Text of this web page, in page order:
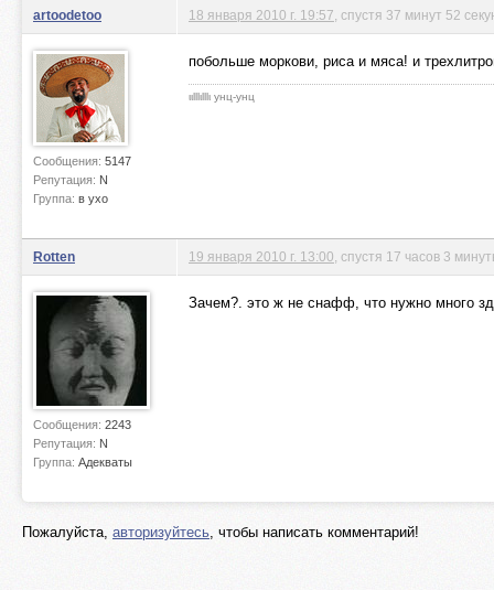
artoodetoo
Сообщения: 5147
Репутация: N
Группа: в ухо
18 января 2010 г. 19:57 , спустя 37 минут 52
побольше моркови, риса и мяса! и
ιιlllιlllι унц-унц
Rotten
Сообщения: 2243
Репутация: N
Группа: Адекваты
19 января 2010 г. 13:00 , спустя 17 часов 3
Зачем?. это ж не снафф, что нужно много
Пожалуйста, авторизуйтесь, чтобы написать комментарий!